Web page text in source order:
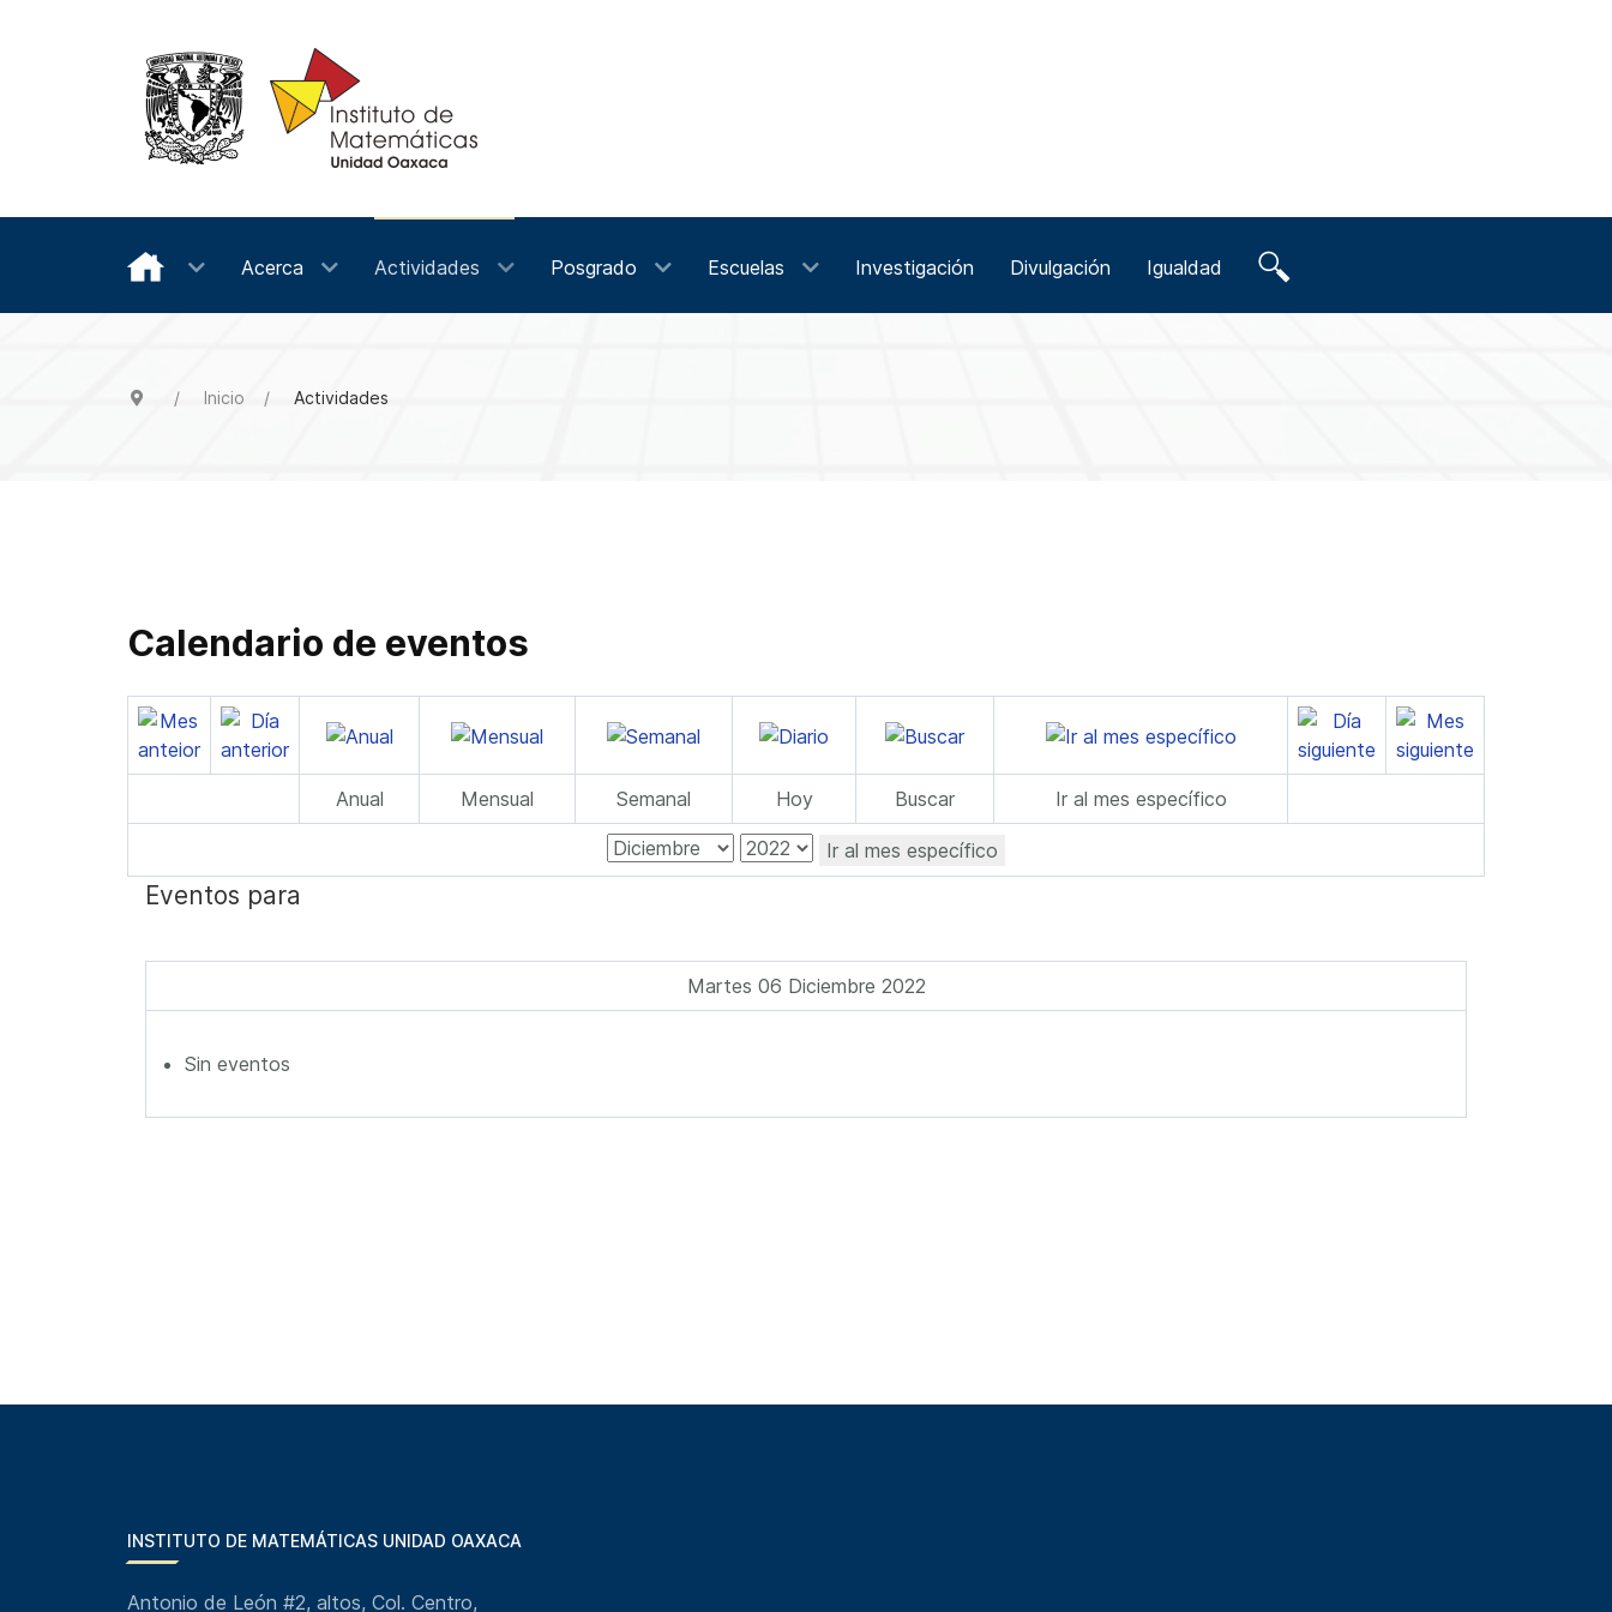
Acerca Actividades Posgrado Escuelas Investigación Divulgación Igualdad
Inicio Actividades
Calendario de eventos
Anual Mensual Semanal Hoy Buscar Ir al mes específico
Ir al mes específico
Eventos para
Martes 06 Diciembre 2022
Sin eventos
INSTITUTO DE MATEMÁTICAS UNIDAD OAXACA
Antonio de León #2, altos, Col. Centro,